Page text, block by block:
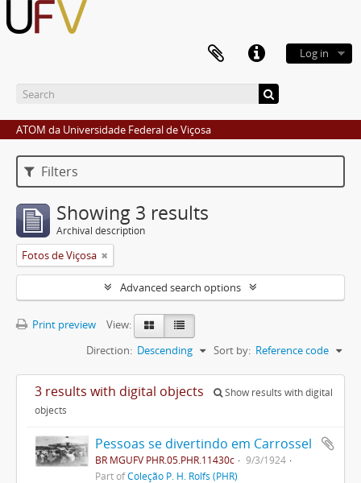
Log in
ATOM da Universidade Federal de Viçosa
Filters
Showing 3 results
Archival description
Fotos de Viçosa
Advanced search options
Print preview
View:
Sort by: Reference code
Direction: Descending
3 results with digital objects
Show results with digital
objects
Pessoas se divertindo em Carrossel
BR MGUFV PHR.05.PHR.11430c
9/3/1924
Part ofColeção P. H. Rolfs (PHR)